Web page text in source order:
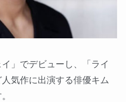
」でデビューし、「ライ
気作に出演する俳優キム